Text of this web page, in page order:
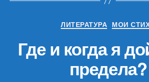
Рубрики
ЛИТЕРАТУРА МОИ
Где и когда я
предела?